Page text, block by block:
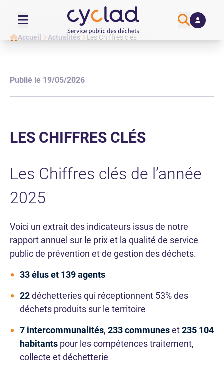
Accueil Actualités Les Chiffres clés
Publié le 19/05/2026
LES CHIFFRES CLÉS
Les Chiffres clés de l’année
2025
Voici un extrait des indicateurs issus de notre
rapport annuel sur le prix et la qualité de service
public de prévention et de gestion des déchets.
33 élus et 139 agents
22déchetteries qui réceptionnent 53% des
déchets produits sur le territoire
7 intercommunalités, 233 communeset235 104
habitants pour les compétences traitement,
collecte et déchetterie